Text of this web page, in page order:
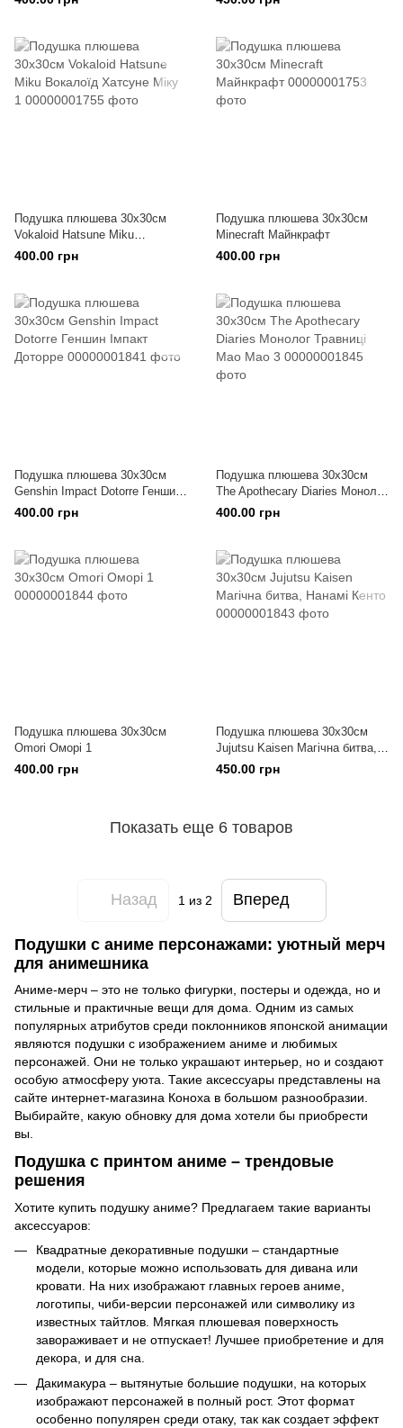
Подушка плюшева 30х30см
Vokaloid Hatsune Miku
Вокалоїд Хатсуне Міку 1
400.00 грн
Подушка плюшева 30х30см
Minecraft Майнкрафт
400.00 грн
Подушка плюшева 30х30см
Genshin Impact Dotorre Геншин
Імпакт Доторре
400.00 грн
Подушка плюшева 30х30см
The Apothecary Diaries Монолог
Травниці Мао Мао 3
400.00 грн
Подушка плюшева 30х30см
Omori Оморі 1
400.00 грн
Подушка плюшева 30х30см
Jujutsu Kaisen Магічна битва,
Нанамі Кенто
450.00 грн
Показать еще 6 товаров
Назад 1 из 2 Вперед
Подушки с аниме персонажами: уютный мерч
для анимешника
Аниме-мерч – это не только фигурки, постеры и одежда, но и
стильные и практичные вещи для дома. Одним из самых
популярных атрибутов среди поклонников японской анимации
являются подушки с изображением аниме и любимых
персонажей. Они не только украшают интерьер, но и создают
особую атмосферу уюта. Такие аксессуары представлены на
сайте интернет-магазина Коноха в большом разнообразии.
Выбирайте, какую обновку для дома хотели бы приобрести
вы.
Подушка с принтом аниме – трендовые
решения
Хотите купить подушку аниме? Предлагаем такие варианты
аксессуаров:
Квадратные декоративные подушки – стандартные
модели, которые можно использовать для дивана или
кровати. На них изображают главных героев аниме,
логотипы, чиби-версии персонажей или символику из
известных тайтлов. Мягкая плюшевая поверхность
завораживает и не отпускает! Лучшее приобретение и для
декора, и для сна.
Дакимакура – вытянутые большие подушки, на которых
изображают персонажей в полный рост. Этот формат
особенно популярен среди отаку, так как создает эффект